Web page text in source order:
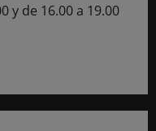
y de 16.00 a 19.00